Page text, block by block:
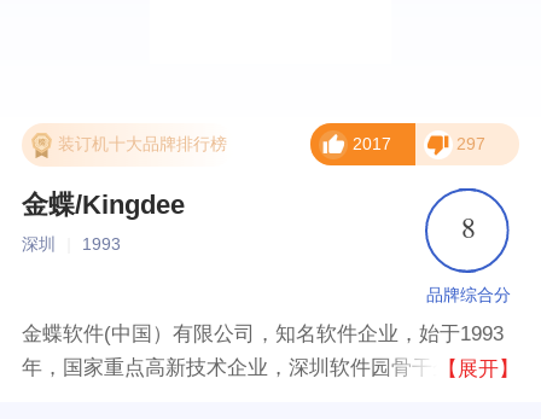
装订机十大品牌排行榜 2017 297
金蝶/Kingdee
深圳 1993 8
品牌综合分
金蝶软件(中国）有限公司，知名软件企业，始于1993
年，国家重点高新技术企业，深圳软件园骨干企业，专
【展开】